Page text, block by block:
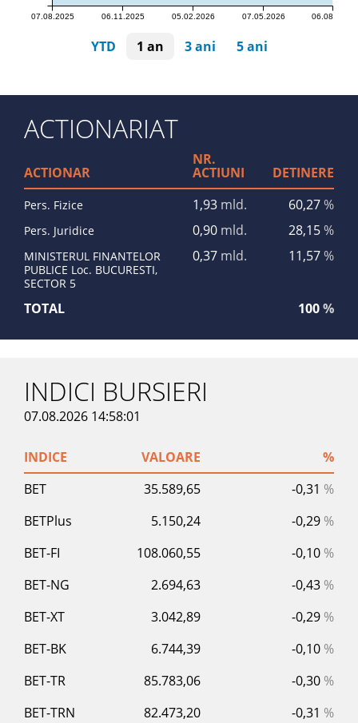
07.08.2025 06.11.2025 05.02.2026 07.05.2026 06.08.2026
YTD 1 an 3 ani 5 ani
ACTIONARIAT
ACTIONAR
NR.
ACTIUNI DETINERE
Pers. Fizice 1,93 mld. 60,27%
Pers. Juridice 0,90 mld. 28,15%
MINISTERUL FINANTELOR
PUBLICE Loc. BUCURESTI,
SECTOR 5
0,37 mld. 11,57%
TOTAL 100%
INDICI BURSIERI
07.08.2026 14:58:01
INDICE VALOARE
%
BET
35.589,65 -0,31 %
BETPlus
5.150,24 -0,29 %
BET-FI
108.060,55 -0,10 %
BET-NG
2.694,63 -0,43 %
BET-XT
3.042,89 -0,29 %
BET-BK
6.744,39 -0,10 %
BET-TR
85.783,06 -0,30 %
BET-TRN
82.473,20 -0,31 %